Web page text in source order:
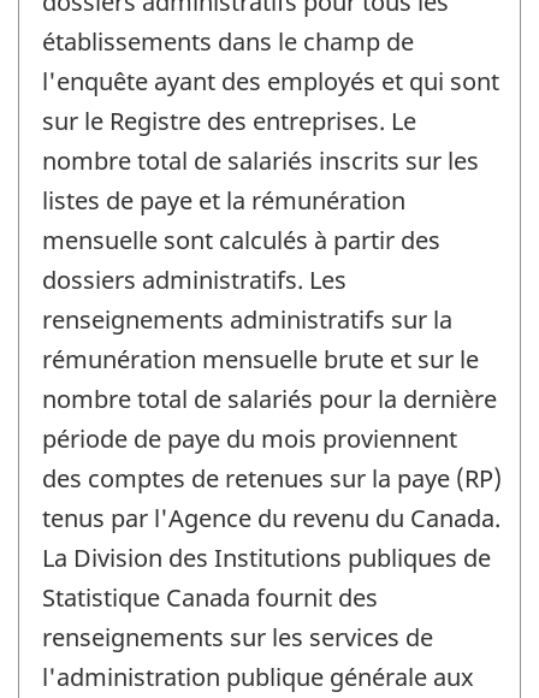
établissements dans le champ de
l'enquête ayant des employés et qui sont
sur le Registre des entreprises. Le
nombre total de salariés inscrits sur les
listes de paye et la rémunération
mensuelle sont calculés à partir des
dossiers administratifs. Les
renseignements administratifs sur la
rémunération mensuelle brute et sur le
nombre total de salariés pour la dernière
période de paye du mois proviennent
des comptes de retenues sur la paye (RP)
tenus par l'Agence du revenu du Canada.
La Division des Institutions publiques de
Statistique Canada fournit des
renseignements sur les services de
l'administration publique générale aux